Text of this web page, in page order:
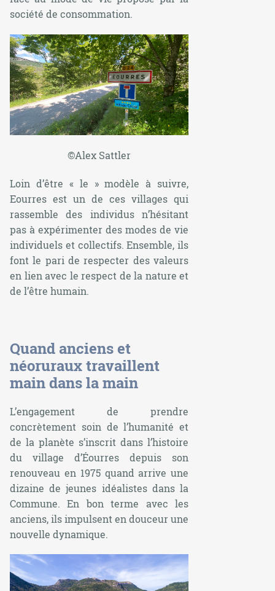
société de consommation.
©Alex Sattler
Loin d’être « le » modèle à suivre,
Eourres est un de ces villages qui
rassemble des individus n’hésitant
pas à expérimenter des modes de vie
individuels et collectifs. Ensemble, ils
font le pari de respecter des valeurs
en lien avec le respect de la nature et
de l’être humain.
Quand anciens et
néoruraux travaillent
main dans la main
L’engagement de prendre
concrètement soin de l’humanité et
de la planète s’inscrit dans l’histoire
du village d’Éourres depuis son
renouveau en 1975 quand arrive une
dizaine de jeunes idéalistes dans la
Commune. En bon terme avec les
anciens, ils impulsent en douceur une
nouvelle dynamique.